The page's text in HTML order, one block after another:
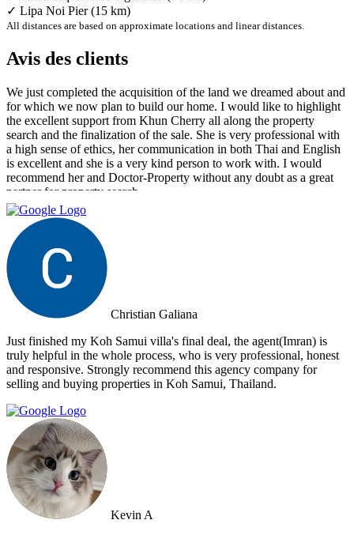
✓ Lipa Noi Pier (15 km)
All distances are based on approximate locations and linear distances.
Avis des clients
We just completed the acquisition of the land we dreamed about and
for which we now plan to build our home. I would like to highlight
the excellent support from Khun Cherry all along the property
search and the finalization of the sale. She is very professional with
a high sense of ethics, her communication in both Thai and English
is excellent and she is a very kind person to work with. I would
recommend her and Doctor-Property without any doubt as a great
partner for property search.
Christian Galiana
Just finished my Koh Samui villa's final deal, the agent(Imran) is
truly helpful in the whole process, who is very professional, honest
and responsive. Strongly recommend this agency company for
selling and buying properties in Koh Samui, Thailand.
Kevin A